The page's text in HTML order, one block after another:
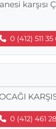
karşısı
0 (412) 511 35
0 (412) 461